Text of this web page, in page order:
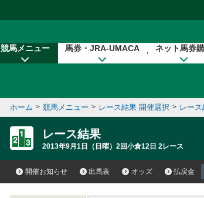
競馬メニュー 馬券・JRA-UMACA ネット馬券
ホーム > 競馬メニュー > レース結果 開催選択 > レー
レース結果
2013年9月1日（日曜）2回小倉12日 2レース
開催お知らせ 出馬表 オッズ 払戻金